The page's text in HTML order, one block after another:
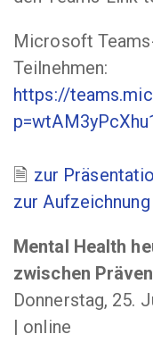
Microsoft
Teilnehmen:
https://
zur
zur Aufzeichnung
Mental Health
zwischen
Donnerstag, 25.
| online